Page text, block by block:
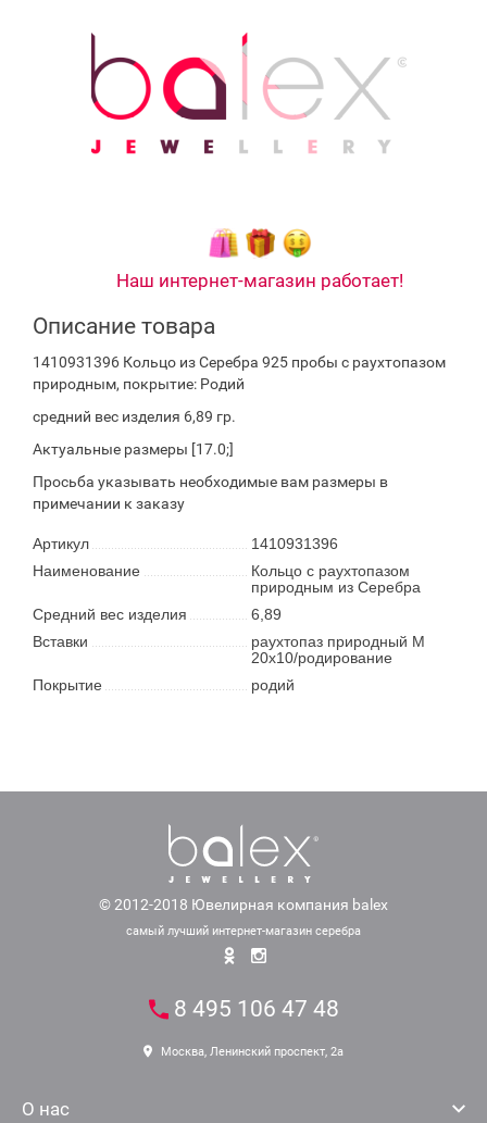
Наш интернет-магазин работает!
Описание товара
1410931396 Кольцо из Серебра 925 пробы с раухтопазом
природным, покрытие: Родий
средний вес изделия 6,89 гр.
Актуальные размеры [17.0;]
Просьба указывать необходимые вам размеры в
примечании к заказу
Артикул
1410931396
Наименование
Кольцо с раухтопазом
природным из Серебра
Средний вес изделия
6,89
Вставки
раухтопаз природный М
20х10/родирование
Покрытие
родий
© 2012-2018 Ювелирная компания balex
самый лучший интернет-магазин серебра
О нас
8 495 106 47 48
Москва, Ленинский проспект, 2а